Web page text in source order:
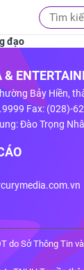
đạo
&
Bảy Hiền,
Fax: (028)-
Đào Trọng
do Sở Thông Tin